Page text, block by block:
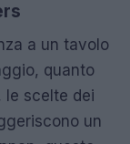
a un tavolo
quanto
le scelte dei
un